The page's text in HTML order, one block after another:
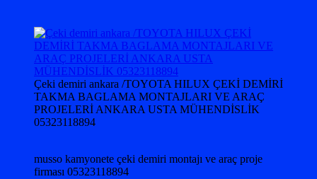
Çeki demiri ankara /TOYOTA HILUX ÇEKİ DEMİRİ
TAKMA BAGLAMA MONTAJLARI VE ARAÇ
PROJELERİ ANKARA USTA MÜHENDİSLİK
05323118894
musso kamyonete çeki demiri montajı ve araç proje
firması 05323118894